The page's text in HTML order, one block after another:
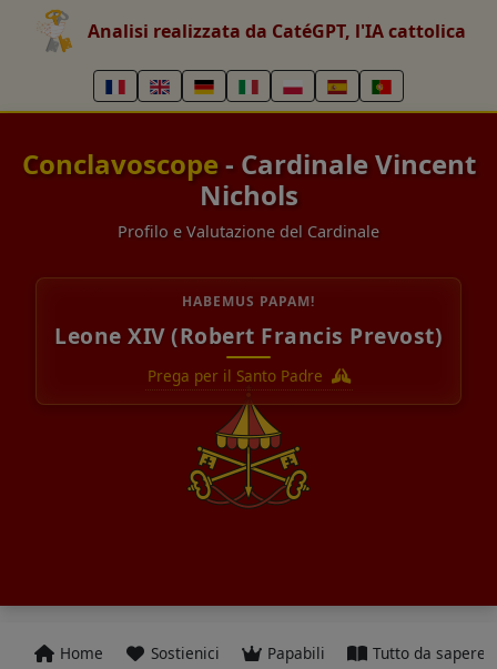
Analisi realizzata da CatéGPT, l'IA cattolica
Conclavoscope - Cardinale Vincent
Nichols
Profilo e Valutazione del Cardinale
HABEMUS PAPAM!
Leone XIV (Robert Francis Prevost)
Prega per il Santo Padre
Home Sostienici Papabili Tutto da sapere